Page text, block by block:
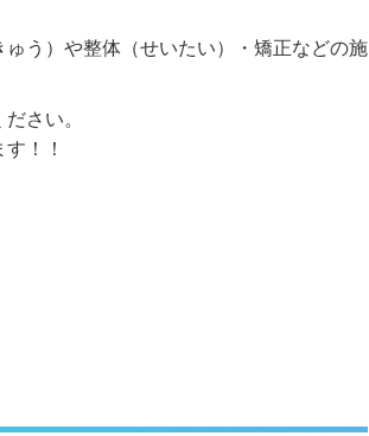
う）や整体（せいたい）・矯正などの施
さい。
！！